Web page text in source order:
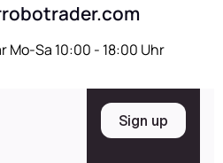
Mo-Sa 10:00 - 18:00 Uhr